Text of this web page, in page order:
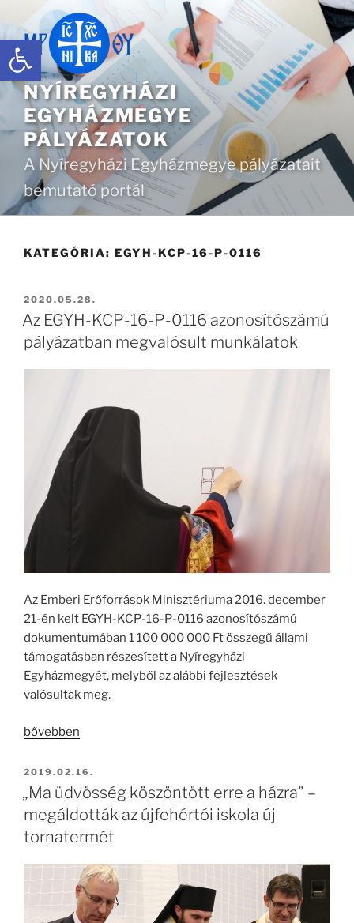
Eszköztár megnyitása
Tartalomhoz
NYÍREGYHÁZI
EGYHÁZMEGYE
PÁLYÁZATOK
A Nyíregyházi Egyházmegye pályázatait
bemutató portál
KATEGÓRIA: EGYH-KCP-16-P-0116
BEKÜLDVE:
2020.05.28.
Az EGYH-KCP-16-P-0116 azonosítószámú
pályázatban megvalósult munkálatok
Az Emberi Erőforrások Minisztériuma 2016. december
21-én kelt EGYH-KCP-16-P-0116 azonosítószámú
dokumentumában 1 100 000 000 Ft összegű állami
támogatásban részesített a Nyíregyházi
Egyházmegyét, melyből az alábbi fejlesztések
valósultak meg.
„Az
KCP-
16-
0116
azonosítószámú
pályázatban
megvalósult
munkálatok”
bővebben
BEKÜLDVE:
2019.02.16.
„Ma üdvösség köszöntött erre a házra” –
megáldották az újfehértói iskola új
tornatermét